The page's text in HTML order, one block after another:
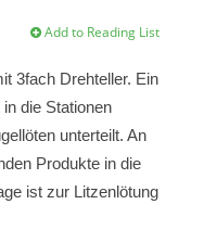
Add to Reading List
3fach Drehteller. Ein
die Stationen
unterteilt. An
Produkte in die
ist zur Litzenlötung